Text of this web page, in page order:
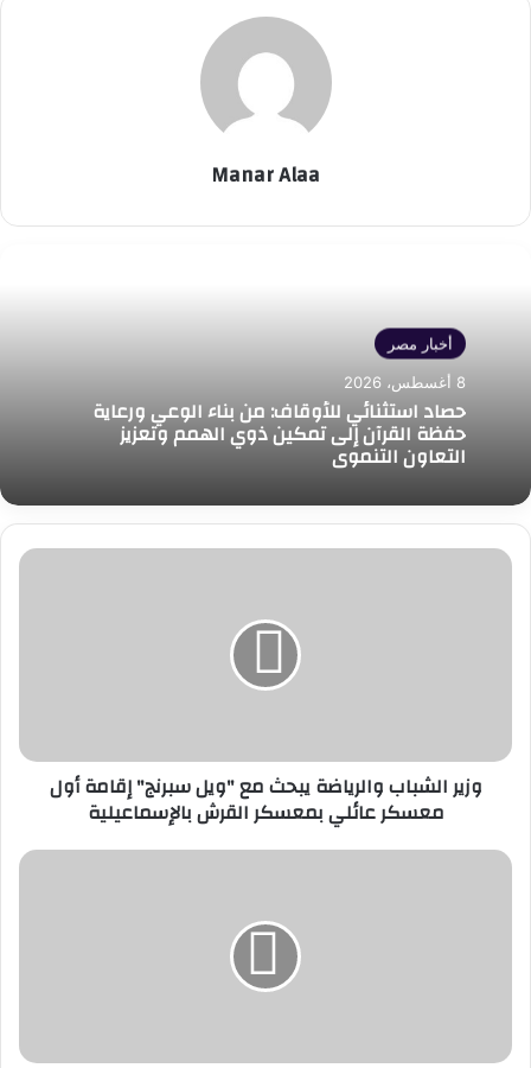
Manar Alaa
أخبار مصر
8 أغسطس، 2026
حصاد استثنائي للأوقاف: من بناء الوعي ورعاية
حفظة القرآن إلى تمكين ذوي الهمم وتعزيز
التعاون التنموي
وزير
أول
معسكر
القرش
وزير الشباب والرياضة يبحث مع "ويل سبرنج" إقامة أول
معسكر عائلي بمعسكر القرش بالإسماعيلية
على
المدني